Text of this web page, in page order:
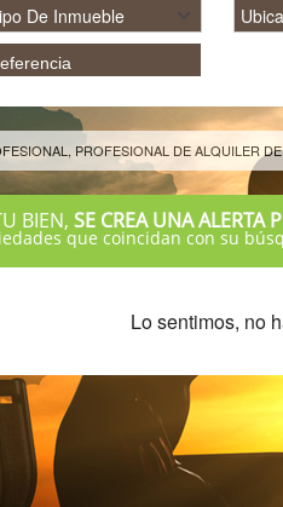
PROFESIONAL DE ALQUILER
BIEN, SE CREA UNA ALERTA
que coincidan con su
Lo sentimos, no